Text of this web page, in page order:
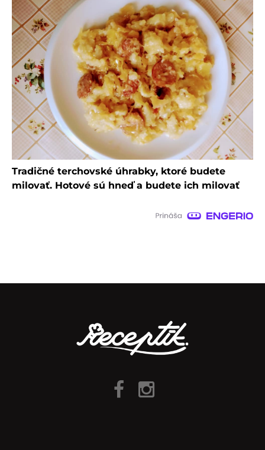
Tradičné terchovské úhrabky, ktoré budete
milovať. Hotové sú hneď a budete ich milovať